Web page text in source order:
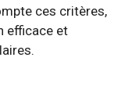
ces critères,
efficace et